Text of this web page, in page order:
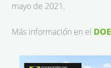
mayo de 2021.
Más información en el DOE